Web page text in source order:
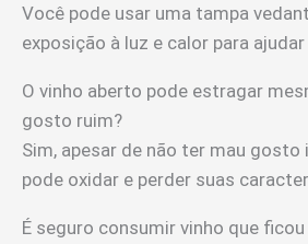
Você pode usar uma tampa
exposição à luz e calor para ajudar
O vinho aberto pode estragar
gosto ruim?
Sim, apesar de não ter mau gosto
pode oxidar e perder suas
É seguro consumir vinho que